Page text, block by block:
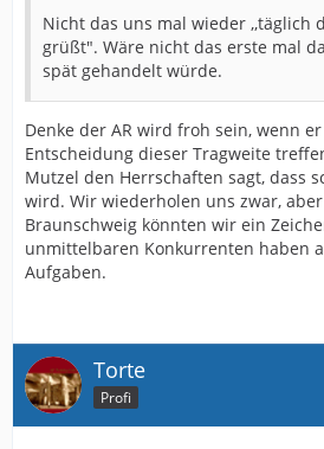
Nicht das uns mal wieder ,,täglich
grüßt". Wäre nicht das erste mal
spät gehandelt würde.
Denke der AR wird froh sein, wenn
Entscheidung dieser Tragweite
Mutzel den Herrschaften sagt, dass
wird. Wir wiederholen uns zwar,
Braunschweig könnten wir ein
unmittelbaren Konkurrenten haben
Aufgaben.
Torte
Profi